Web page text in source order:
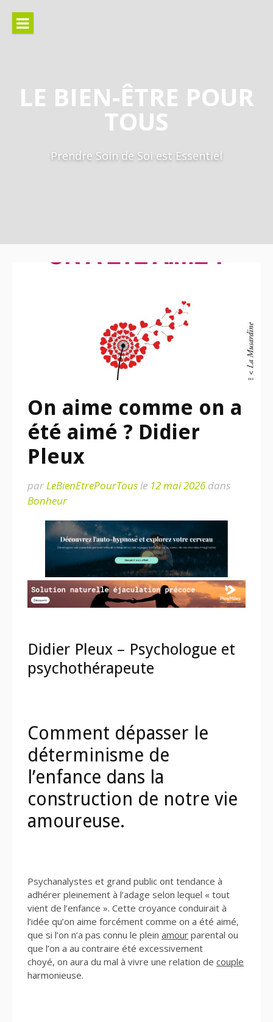
contenu
LE BIEN-ÊTRE POUR
TOUS
Prendre Soin de Soi est Essentiel
On aime comme on a
été aimé ? Didier
Pleux
parLeBienEtrePourTousle 12 mai 2026dans
Bonheur
Didier Pleux – Psychologue et
psychothérapeute
Comment dépasser le
déterminisme de
l’enfance dans la
construction de notre vie
amoureuse.
Psychanalystes et grand public ont tendance à
adhérer pleinement à l’adage selon lequel « tout
vient de l’enfance ». Cette croyance conduirait à
l’idée qu’on aime forcément comme on a été aimé,
que si l’on n’a pas connu le plein amour parental ou
que l’on a au contraire été excessivement
choyé, on aura du mal à vivre une relation de couple
harmonieuse.